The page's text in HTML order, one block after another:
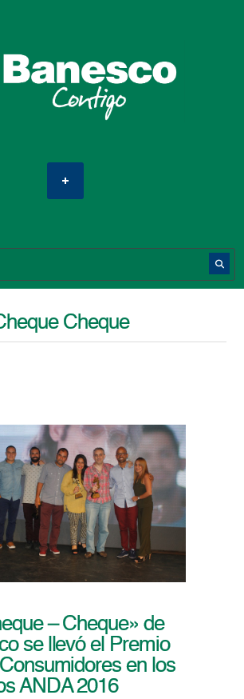
Cheque
– Cheque» de
se llevó el Premio
en los
ANDA 2016